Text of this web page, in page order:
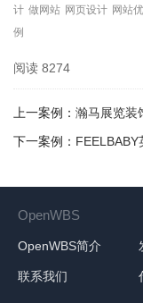
计 做网站 网页设计 网站
例
阅读 8274
上一案例： 瀚马展览装
下一案例：
OpenWBS
OpenWBS简介
联系我们